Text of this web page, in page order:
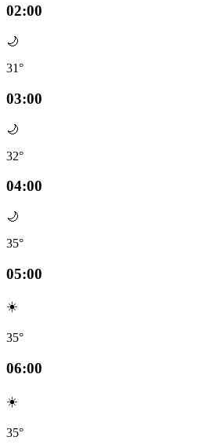
02:00
🌙
31°
03:00
🌙
32°
04:00
🌙
35°
05:00
☀️
35°
06:00
☀️
35°